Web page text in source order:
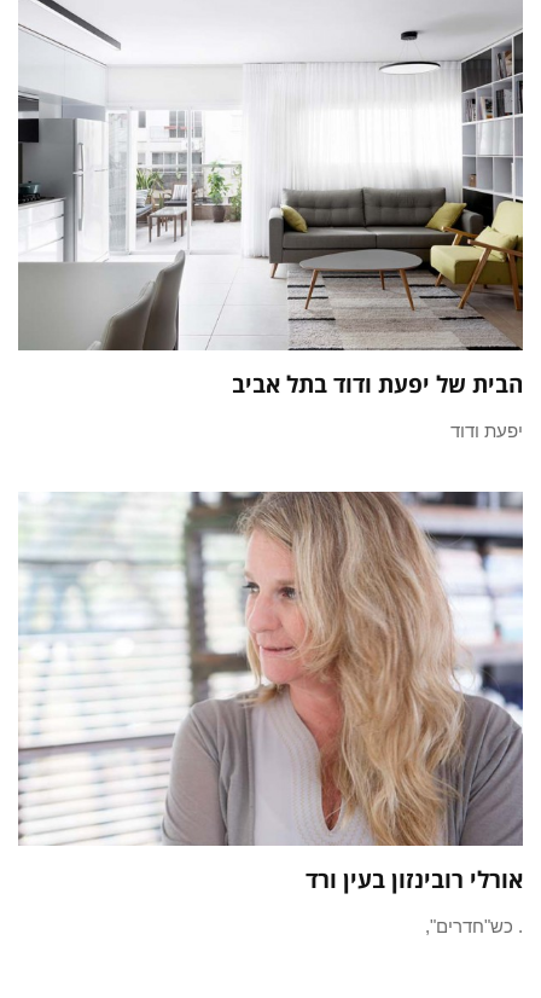
הבית של יפעת ודוד בתל אביב
יפעת ודוד
אורלי רובינזון בעין ורד
. כש"חדרים",